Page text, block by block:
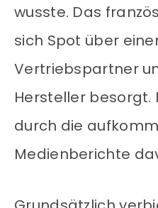
wusste. Das
sich Spot über
Vertriebspartner
Hersteller besorgt.
durch die
Medienberichte